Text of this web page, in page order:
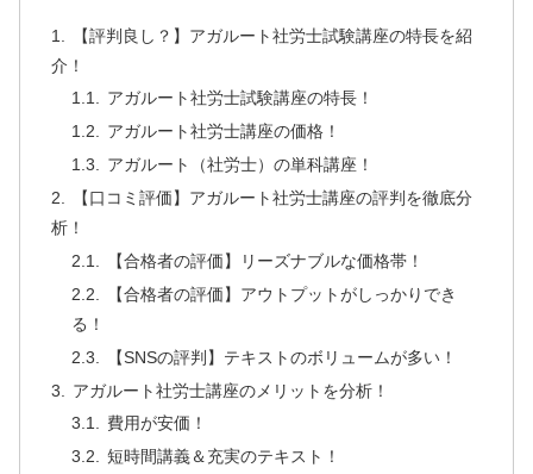
【評判良し？】アガルート社労士試験講座の特長を紹
介！
アガルート社労士試験講座の特長！
アガルート社労士講座の価格！
アガルート（社労士）の単科講座！
【口コミ評価】アガルート社労士講座の評判を徹底分
析！
【合格者の評価】リーズナブルな価格帯！
【合格者の評価】アウトプットがしっかりでき
る！
【SNSの評判】テキストのボリュームが多い！
アガルート社労士講座のメリットを分析！
費用が安価！
短時間講義＆充実のテキスト！